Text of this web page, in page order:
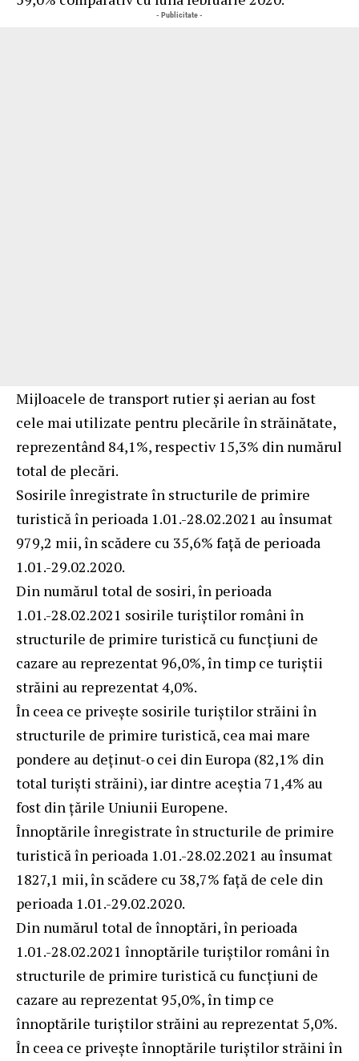
- Publicitate -
Mijloacele de transport rutier și aerian au fost
cele mai utilizate pentru plecările în străinătate,
reprezentând 84,1%, respectiv 15,3% din numărul
total de plecări.
Sosirile înregistrate în structurile de primire
turistică în perioada 1.01.-28.02.2021 au însumat
979,2 mii, în scădere cu 35,6% faţă de perioada
1.01.-29.02.2020.
Din numărul total de sosiri, în perioada
1.01.-28.02.2021 sosirile turiştilor români în
structurile de primire turistică cu funcţiuni de
cazare au reprezentat 96,0%, în timp ce turiştii
străini au reprezentat 4,0%.
În ceea ce priveşte sosirile turiştilor străini în
structurile de primire turistică, cea mai mare
pondere au deţinut-o cei din Europa (82,1% din
total turişti străini), iar dintre aceştia 71,4% au
fost din ţările Uniunii Europene.
Înnoptările înregistrate în structurile de primire
turistică în perioada 1.01.-28.02.2021 au însumat
1827,1 mii, în scădere cu 38,7% faţă de cele din
perioada 1.01.-29.02.2020.
Din numărul total de înnoptări, în perioada
1.01.-28.02.2021 înnoptările turiştilor români în
structurile de primire turistică cu funcţiuni de
cazare au reprezentat 95,0%, în timp ce
înnoptările turiştilor străini au reprezentat 5,0%.
În ceea ce priveşte înnoptările turiştilor străini în